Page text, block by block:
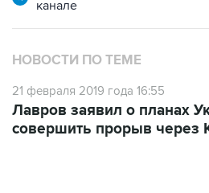
канале
НОВОСТИ ПО ТЕМЕ
21 февраля 2019 года 16:55
Лавров заявил о планах
совершить прорыв через